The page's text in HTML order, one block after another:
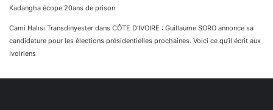
Kadangha écope 20ans de prison
Cami Halısı Transdinyester dans CÔTE D’IVOIRE : Guillaume SORO annonce sa
candidature pour les élections présidentielles prochaines. Voici ce qu’il écrit aux
Ivoiriens